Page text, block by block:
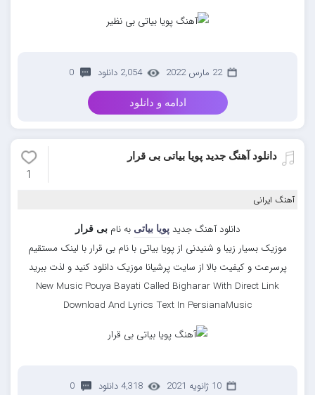
22 مارس 2022 2,054 دانلود 0
ادامه و دانلود
دانلود آهنگ جدید پویا بیاتی بی قرار
1
آهنگ ایرانی
دانلود آهنگ جدیدپویا بیاتی به نامبی قرار
موزیک بسیار زیبا و شنیدنی از پویا بیاتی با نام بی قرار با لینک مستقیم
پرسرعت و کیفیت بالا از سایت پرشیانا موزیک دانلود کنید و لذت ببرید
New Music Pouya Bayati Called Bigharar With Direct Link
Download And Lyrics Text In PersianaMusic
10 ژانویه 2021 4,318 دانلود 0